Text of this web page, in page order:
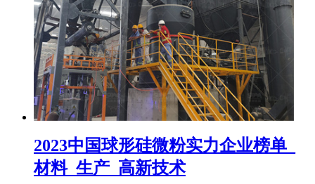
2023中国球形硅微粉实力企业榜单_
材料_生产_高新技术